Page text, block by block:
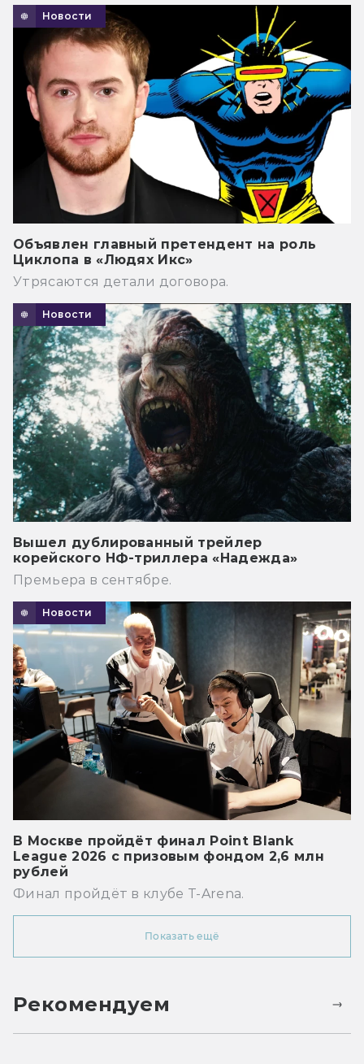
Новости
Объявлен главный претендент на роль
Циклопа в «Людях Икс»
Утрясаются детали договора.
Новости
Вышел дублированный трейлер
корейского НФ-триллера «Надежда»
Премьера в сентябре.
Новости
В Москве пройдёт финал Point Blank
League 2026 с призовым фондом 2,6 млн
рублей
Финал пройдёт в клубе T-Arena.
Показать ещё
Рекомендуем